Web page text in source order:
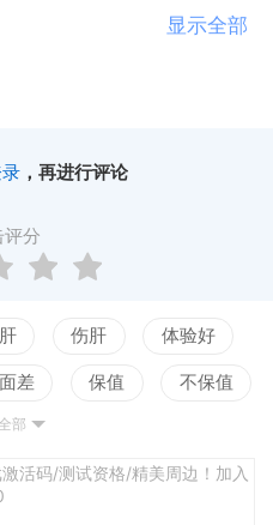
显示全部
，再进行评论
评分
伤肝 体验好
差 保值 不保值
优拉胯 世界观佳
部
活码/测试资格/精美周边！加入